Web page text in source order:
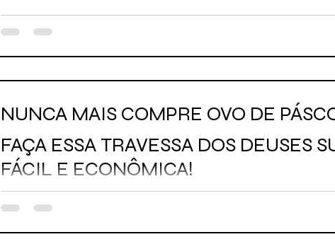
NUNCA MAIS COMPRE OVO DE
FAÇA ESSA TRAVESSA DOS DEUSES
FÁCIL E ECONÔMICA!